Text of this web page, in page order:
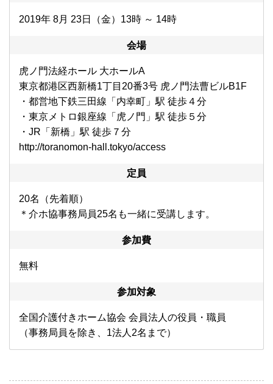
2019年 8月 23日（金）13時 ～ 14時
会場
虎ノ門法経ホール 大ホールA
東京都港区西新橋1丁目20番3号 虎ノ門法曹ビルB1F
・都営地下鉄三田線「内幸町」駅 徒歩４分
・東京メトロ銀座線「虎ノ門」駅 徒歩５分
・JR「新橋」駅 徒歩７分
http://toranomon-hall.tokyo/access
定員
20名（先着順）
＊介ホ協事務局員25名も一緒に受講します。
参加費
無料
参加対象
全国介護付きホーム協会 会員法人の役員・職員
（事務局員を除き、1法人2名まで）